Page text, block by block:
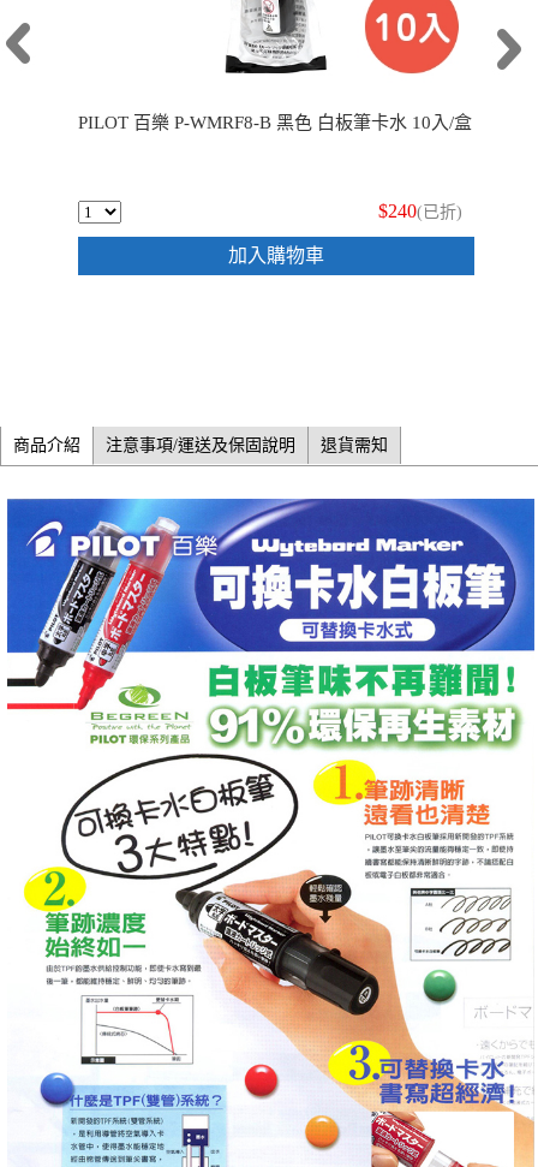
PILOT 百樂 P-WMRF8-B 黑色 白板筆卡水 10入/盒
$240(已折)
加入購物車
商品介紹 注意事項/運送及保固說明 退貨需知